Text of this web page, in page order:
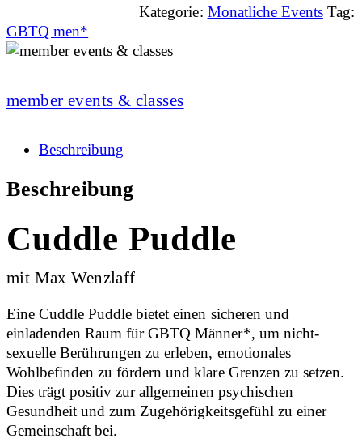
Kategorie: Monatliche Events Tag:
GBTQ men*
member events & classes
Beschreibung
Beschreibung
Cuddle Puddle
mit Max Wenzlaff
Eine Cuddle Puddle bietet einen sicheren und
einladenden Raum für GBTQ Männer*, um nicht-
sexuelle Berührungen zu erleben, emotionales
Wohlbefinden zu fördern und klare Grenzen zu setzen.
Dies trägt positiv zur allgemeinen psychischen
Gesundheit und zum Zugehörigkeitsgefühl zu einer
Gemeinschaft bei.